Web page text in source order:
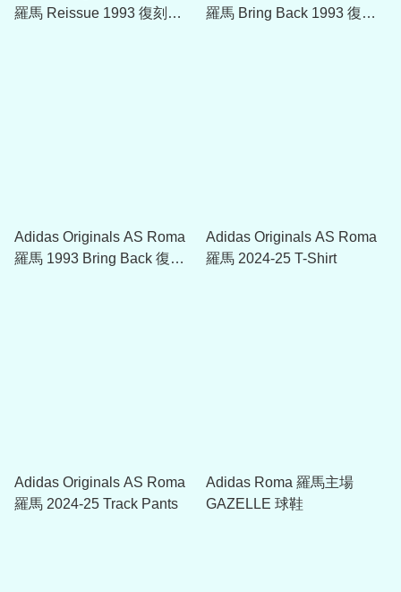
羅馬 Reissue 1993 復刻運
羅馬 Bring Back 1993 復古
Adidas Originals AS Roma
羅馬 1993 Bring Back 復古
Adidas Originals AS Roma
羅馬 2024-25 T-Shirt
Adidas Originals AS Roma
羅馬 2024-25 Track Pants
Adidas Roma 羅馬主場
GAZELLE 球鞋